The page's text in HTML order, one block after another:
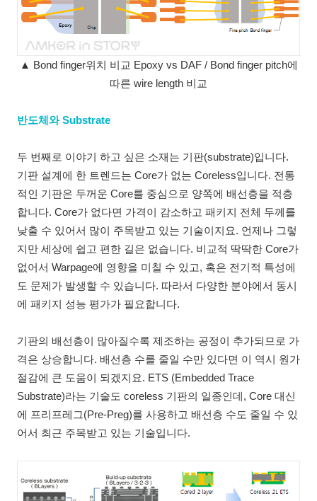
▲ Bond finger위치 비교 Epoxy vs DAF / Bond finger pitch에
따른 wire length 비교
반도체와 Substrate
두 번째로 이야기 하고 싶은 소재는 기판(substrate)입니다.
기판 설계에 한 트렌드는 Core가 없는 Coreless입니다. 전통
적인 기판은 두꺼운 Core를 중심으로 양쪽에 배선층을 적층
합니다. Core가 없다면 가격이 감소하고 패키지 전체 두께를
낮출 수 있어서 많이 주목받고 있는 기술이지요. 언제나 그렇
지만 세상에 쉽고 편한 길은 없습니다. 비교적 딱딱한 Core가
없어서 Warpage에 영향을 미칠 수 있고, 혹은 전기적 특성에
도 문제가 발생할 수 있습니다. 따라서 다양한 분야에서 동시
에 패키지 성능 평가가 필요합니다.
기판의 배선층이 많아질수록 제조하는 공정이 추가되므로 가
격은 상승합니다. 배선층 수를 줄일 수만 있다면 이 역시 원가
절감에 큰 도움이 되겠지요. ETS (Embedded Trace
Substrate)라는 기술도 coreless 기판의 일종인데, Core 대신
에 프리프레그(Pre-Preg)를 사용하고 배선층 수도 줄일 수 있
어서 최근 주목받고 있는 기술입니다.